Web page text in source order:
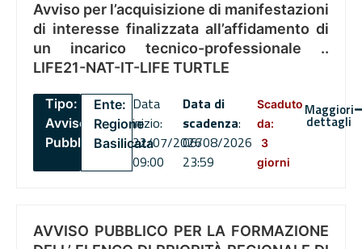
Avviso per l’acquisizione di manifestazioni
di interesse finalizzata all’affidamento di
un incarico tecnico-professionale ..
LIFE21-NAT-IT-LIFE TURTLE
Tipo:
Avviso
Pubblico
Ente:
Regione
Basilicata
Data
inizio:
22/07/2026
09:00
Data di
scadenza:
06/08/2026
23:59
Scaduto
da:
3
giorni
Maggiori
dettagli
AVVISO PUBBLICO PER LA FORMAZIONE